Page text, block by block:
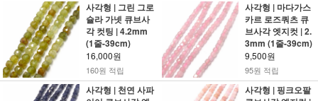
사각형 | 그린 그로
슐라 가넷 큐브사
각 컷팅 | 4.2mm
(1줄-39cm)
16,000원
160원 적립
사각형 | 마다가스
카르 로즈쿼츠 큐
브사각 엣지컷 | 2.
3mm (1줄-39cm)
9,500원
95원 적립
사각형 | 천연 사파
사각형 | 핑크오팔